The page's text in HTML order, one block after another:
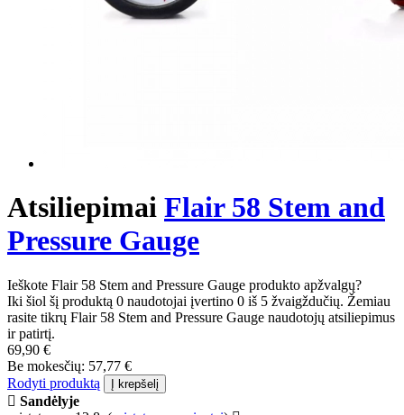
Atsiliepimai Flair 58 Stem and
Pressure Gauge
Ieškote Flair 58 Stem and Pressure Gauge produkto apžvalgų?
Iki šiol šį produktą 0 naudotojai įvertino 0 iš 5 žvaigždučių. Žemiau
rasite tikrų Flair 58 Stem and Pressure Gauge naudotojų atsiliepimus
ir patirtį.
69,90 €
Be mokesčių: 57,77 €
Rodyti produktą
Į krepšelį
Sandėlyje